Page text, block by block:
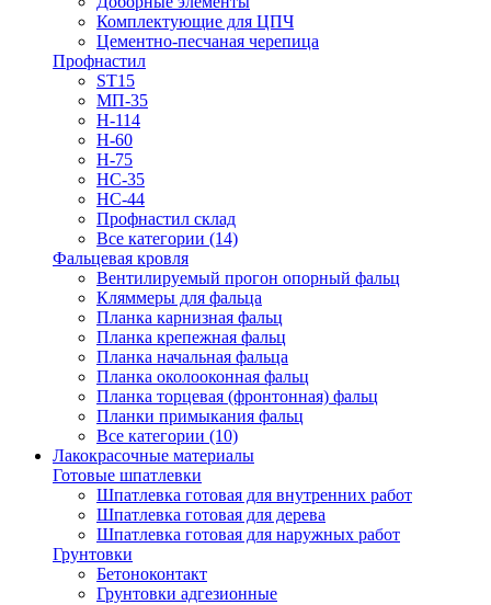
Комплектующие для ЦПЧ
Цементно-песчаная черепица
Профнастил
ST15
МП-35
Н-114
Н-60
Н-75
НС-35
НС-44
Профнастил склад
Все категории (14)
Фальцевая кровля
Вентилируемый прогон опорный фальц
Кляммеры для фальца
Планка карнизная фальц
Планка крепежная фальц
Планка начальная фальца
Планка околооконная фальц
Планка торцевая (фронтонная) фальц
Планки примыкания фальц
Все категории (10)
Лакокрасочные материалы
Готовые шпатлевки
Шпатлевка готовая для внутренних работ
Шпатлевка готовая для дерева
Шпатлевка готовая для наружных работ
Грунтовки
Бетоноконтакт
Грунтовки адгезионные